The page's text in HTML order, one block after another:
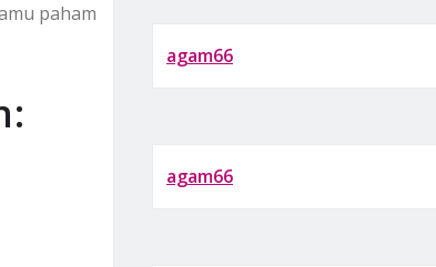
paham
agam66
agam66